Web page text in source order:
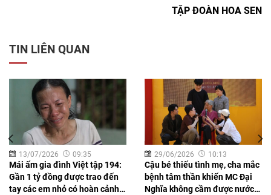
TẬP ĐOÀN HOA SEN
TIN LIÊN QUAN
13/07/2026 09:35
Mái ấm gia đình Việt tập 194:
Gần 1 tỷ đồng được trao đến
tay các em nhỏ có hoàn cảnh
29/06/2026 10:13
Cậu bé thiếu tình mẹ, cha mắc
bệnh tâm thần khiến MC Đại
Nghĩa không cầm được nước